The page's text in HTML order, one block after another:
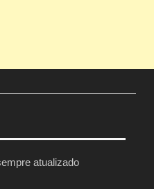
atualizado